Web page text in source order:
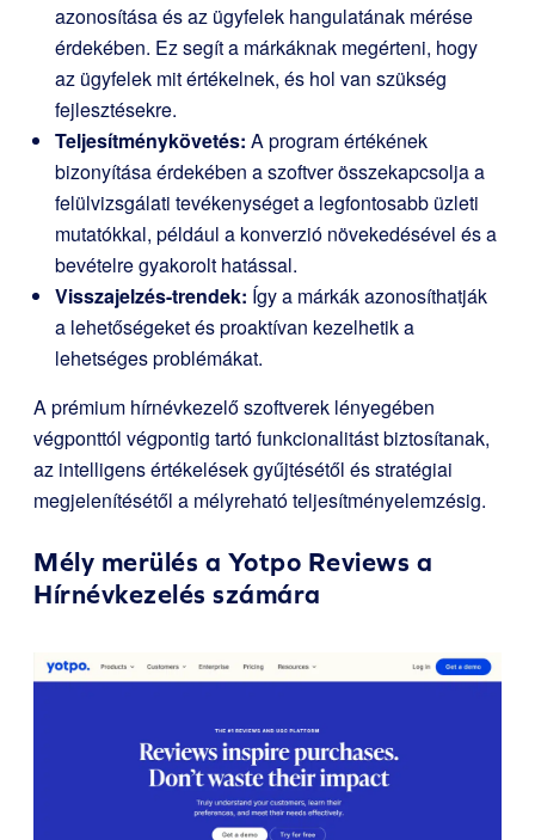
azonosítása és az ügyfelek hangulatának mérése
érdekében. Ez segít a márkáknak megérteni, hogy
az ügyfelek mit értékelnek, és hol van szükség
fejlesztésekre.
Teljesítménykövetés: A program értékének
bizonyítása érdekében a szoftver összekapcsolja a
felülvizsgálati tevékenységet a legfontosabb üzleti
mutatókkal, például a konverzió növekedésével és a
bevételre gyakorolt hatással.
Visszajelzés-trendek: Így a márkák azonosíthatják
a lehetőségeket és proaktívan kezelhetik a
lehetséges problémákat.
A prémium hírnévkezelő szoftverek lényegében
végponttól végpontig tartó funkcionalitást biztosítanak,
az intelligens értékelések gyűjtésétől és stratégiai
megjelenítésétől a mélyreható teljesítményelemzésig.
Mély merülés a Yotpo Reviews a
Hírnévkezelés számára